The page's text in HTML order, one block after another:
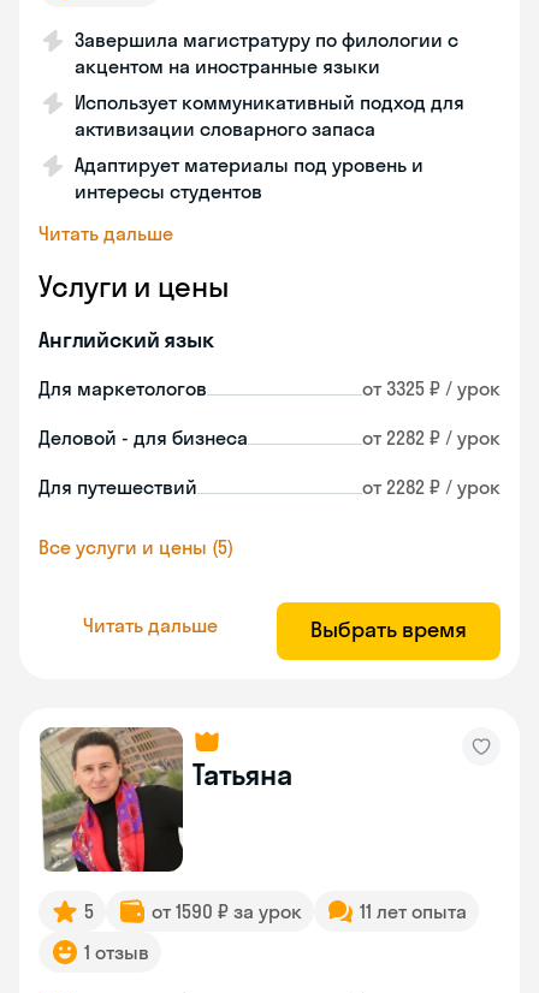
Завершила магистратуру по филологии с
акцентом на иностранные языки
Использует коммуникативный подход для
активизации словарного запаса
Адаптирует материалы под уровень и
интересы студентов
Читать дальше
Услуги и цены
Английский язык
Для маркетологов от 3325 ₽ / урок
Деловой - для бизнеса от 2282 ₽ / урок
Для путешествий от 2282 ₽ / урок
Все услуги и цены (5)
Читать дальше Выбрать время
Татьяна
5 от 1590 ₽ за урок
11 лет опыта
1 отзыв